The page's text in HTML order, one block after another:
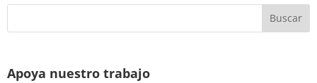
Apoya nuestro trabajo